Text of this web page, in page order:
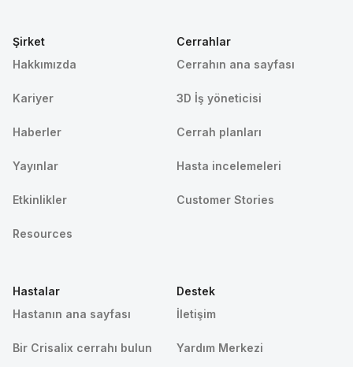
Şirket
Hakkımızda
Kariyer
Haberler
Yayınlar
Etkinlikler
Resources
Cerrahlar
Cerrahın ana sayfası
3D İş yöneticisi
Cerrah planları
Hasta incelemeleri
Customer Stories
Hastalar
Hastanın ana sayfası
Bir Crisalix cerrahı bulun
Destek
İletişim
Yardım Merkezi